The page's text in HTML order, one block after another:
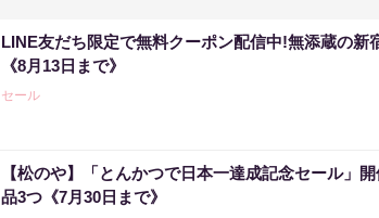
LINE友だち限定で無料クーポン配信中!無添蔵の新
《8月13日まで》
セール
【松のや】「とんかつで日本一達成記念セール」
品3つ《7月30日まで》